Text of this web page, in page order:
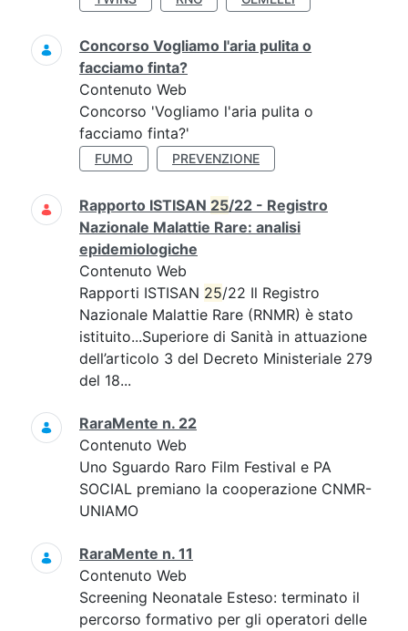
Concorso Vogliamo l'aria pulita o
facciamo finta?
Contenuto Web
Concorso 'Vogliamo l'aria pulita o
facciamo finta?'
FUMO PREVENZIONE
Rapporto ISTISAN 25/22 - Registro
Nazionale Malattie Rare: analisi
epidemiologiche
Contenuto Web
Rapporti ISTISAN 25/22 Il Registro
Nazionale Malattie Rare (RNMR) è stato
istituito...Superiore di Sanità in attuazione
dell’articolo 3 del Decreto Ministeriale 279
del 18...
RaraMente n. 22
Contenuto Web
Uno Sguardo Raro Film Festival e PA
SOCIAL premiano la cooperazione CNMR-
UNIAMO
RaraMente n. 11
Contenuto Web
Screening Neonatale Esteso: terminato il
percorso formativo per gli operatori delle